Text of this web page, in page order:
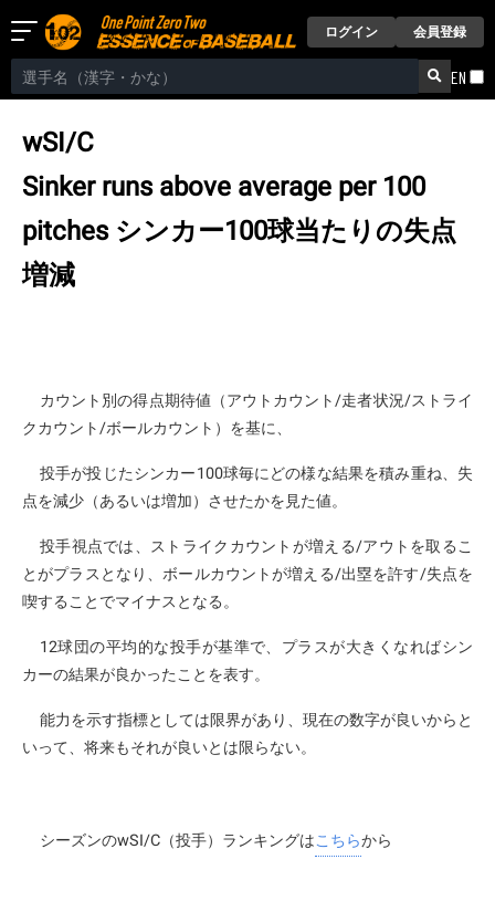
ログイン 会員登録
EN
wSI/C
Sinker runs above average per 100
pitches シンカー100球当たりの失点
増減
カウント別の得点期待値（アウトカウント/走者状況/ストライ
クカウント/ボールカウント）を基に、
投手が投じたシンカー100球毎にどの様な結果を積み重ね、失
点を減少（あるいは増加）させたかを見た値。
投手視点では、ストライクカウントが増える/アウトを取るこ
とがプラスとなり、ボールカウントが増える/出塁を許す/失点を
喫することでマイナスとなる。
12球団の平均的な投手が基準で、プラスが大きくなればシン
カーの結果が良かったことを表す。
能力を示す指標としては限界があり、現在の数字が良いからと
いって、将来もそれが良いとは限らない。
シーズンのwSI/C（投手）ランキングはこちらから